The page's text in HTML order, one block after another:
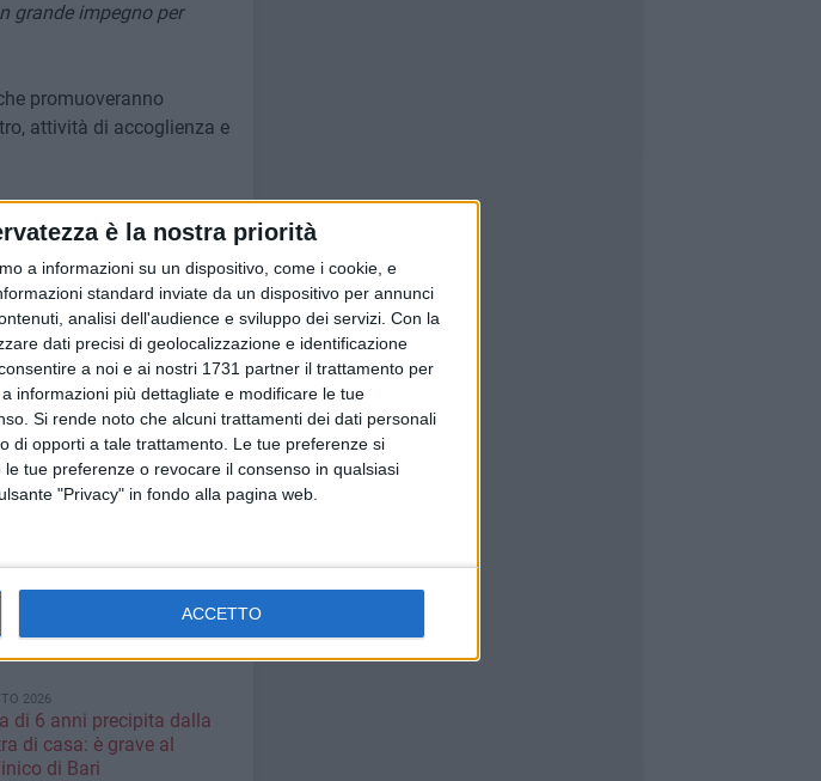
è la nostra priorità
a informazioni su un dispositivo, come i cookie, e
standard inviate da un dispositivo per annunci
analisi dell'audience e sviluppo dei servizi. Con la
dati precisi di geolocalizzazione e identificazione
a noi e ai nostri 1731 partner il trattamento per
informazioni più dettagliate e modificare le tue
Si rende noto che alcuni trattamenti dei dati personali
di opporti a tale trattamento. Le tue preferenze si
tue preferenze o revocare il consenso in qualsiasi
"Privacy" in fondo alla pagina web.
ACCETTO
grande impegno per
promuoveranno
attività di accoglienza e
e il 3 marzo 2026
Di questi, 188 in Classe
le classi di priorità più
C, 18 in Classe D e 8
in particolare
plastica, chirurgia
multidisciplinare che
dei percorsi
di ridurre i tempi di
2026
di 6 anni precipita dalla
di casa: è grave al
di Bari